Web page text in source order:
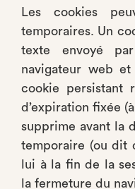
Les cookies
temporaires. Un
texte envoyé
navigateur web
cookie persistant
d’expiration fixée
supprime avant la
temporaire (ou dit
lui à la fin de la
la fermeture du